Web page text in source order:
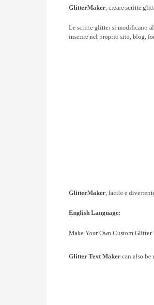
GlitterMaker, creare scritte
Le scritte glitter si modificano
inserire nel proprio sito, blog,
GlitterMaker, facile e
English Language:
Make Your Own Custom
Glitter Text Maker can also be